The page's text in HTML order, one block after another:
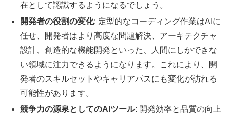
在として認識するようになるでしょう。
開発者の役割の変化: 定型的なコーディング作業はAIに
任せ、開発者はより高度な問題解決、アーキテクチャ
設計、創造的な機能開発といった、人間にしかできな
い領域に注力できるようになります。これにより、開
発者のスキルセットやキャリアパスにも変化が訪れる
可能性があります。
競争力の源泉としてのAIツール: 開発効率と品質の向上